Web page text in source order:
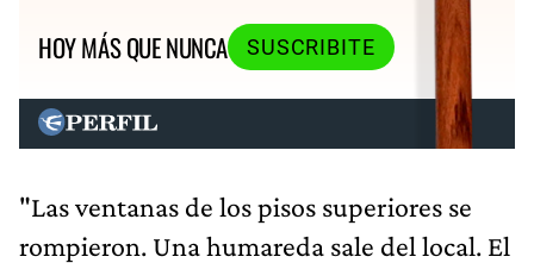
HOY MÁS QUE NUNCA
SUSCRIBITE
"Las ventanas de los pisos superiores se
rompieron. Una humareda sale del local. El